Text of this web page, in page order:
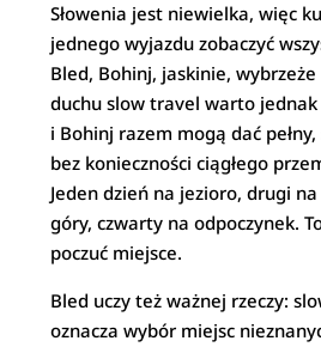
Słowenia jest niewielka, więc
jednego wyjazdu zobaczyć
Bled, Bohinj, jaskinie, wybrzeże
duchu slow travel warto jednak
i Bohinj razem mogą dać
bez konieczności ciągłego
Jeden dzień na jezioro, drugi
góry, czwarty na odpoczynek.
poczuć miejsce.
Bled uczy też ważnej rzeczy:
oznacza wybór miejsc